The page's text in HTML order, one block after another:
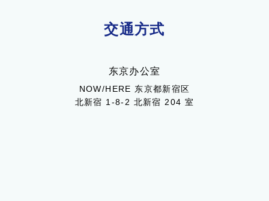
交通方式
东京办公室
NOW/HERE 东京都新宿区
北新宿 1-8-2 北新宿 204 室